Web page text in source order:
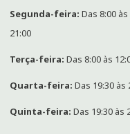
Segunda-feira: Das 8:00
21:00
Terça-feira: Das 8:00 às
Quarta-feira: Das 19:30 às
Quinta-feira: Das 19:30 às